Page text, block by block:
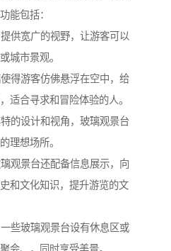
能包括：
供宽广的视野，让游客可以
城市景观。
得游客仿佛悬浮在空中，给
适合寻求和冒险体验的人。
的设计和视角，玻璃观景台
理想场所。
观景台还配备信息展示，向
和文化知识，提升游览的文
些玻璃观景台设有休息区或
会、，同时享受美景。